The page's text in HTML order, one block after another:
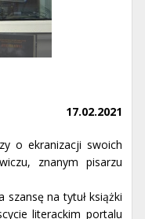
17.02.2021
o ekranizacji swoich
znanym pisarzu
szansę na tytuł książki
literackim portalu